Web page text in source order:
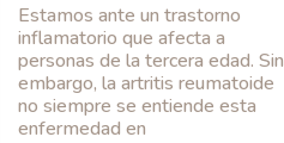
Estamos ante un trastorno
inflamatorio que afecta a
personas de la tercera edad. Sin
embargo, la artritis reumatoide
no siempre se entiende esta
enfermedad en